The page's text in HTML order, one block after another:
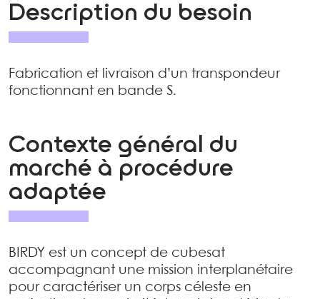
Description du besoin
Fabrication et livraison d’un transpondeur
fonctionnant en bande S.
Contexte général du
marché à procédure
adaptée
BIRDY est un concept de cubesat
accompagnant une mission interplanétaire
pour caractériser un corps céleste en